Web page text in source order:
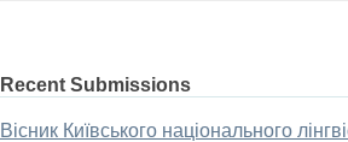
Recent Submissions
Вісник Київського національного